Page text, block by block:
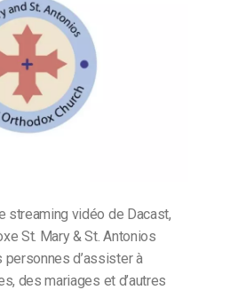
streaming vidéo de Dacast,
St. Mary & St. Antonios
d’assister à
des mariages et d’autres